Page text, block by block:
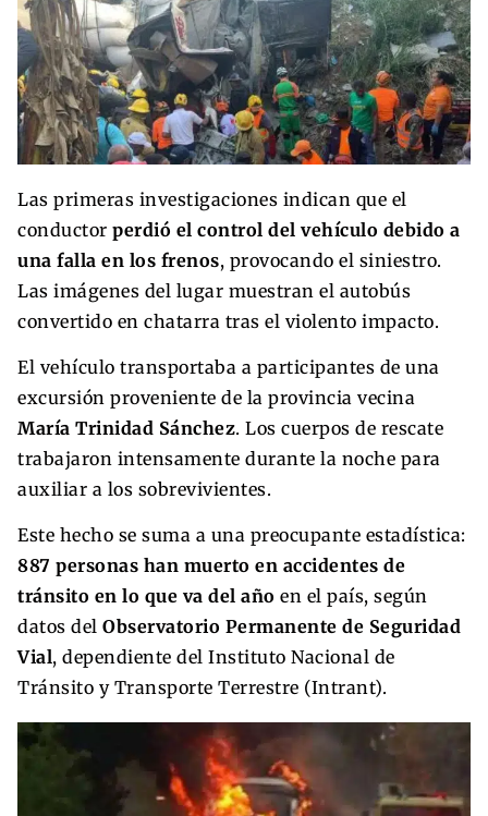
Las primeras investigaciones indican que el
conductor perdió el control del vehículo debido a
una falla en los frenos, provocando el siniestro.
Las imágenes del lugar muestran el autobús
convertido en chatarra tras el violento impacto.
El vehículo transportaba a participantes de una
excursión proveniente de la provincia vecina
María Trinidad Sánchez. Los cuerpos de rescate
trabajaron intensamente durante la noche para
auxiliar a los sobrevivientes.
Este hecho se suma a una preocupante estadística:
887 personas han muerto en accidentes de
tránsito en lo que va del año en el país, según
datos del Observatorio Permanente de Seguridad
Vial, dependiente del Instituto Nacional de
Tránsito y Transporte Terrestre (Intrant).